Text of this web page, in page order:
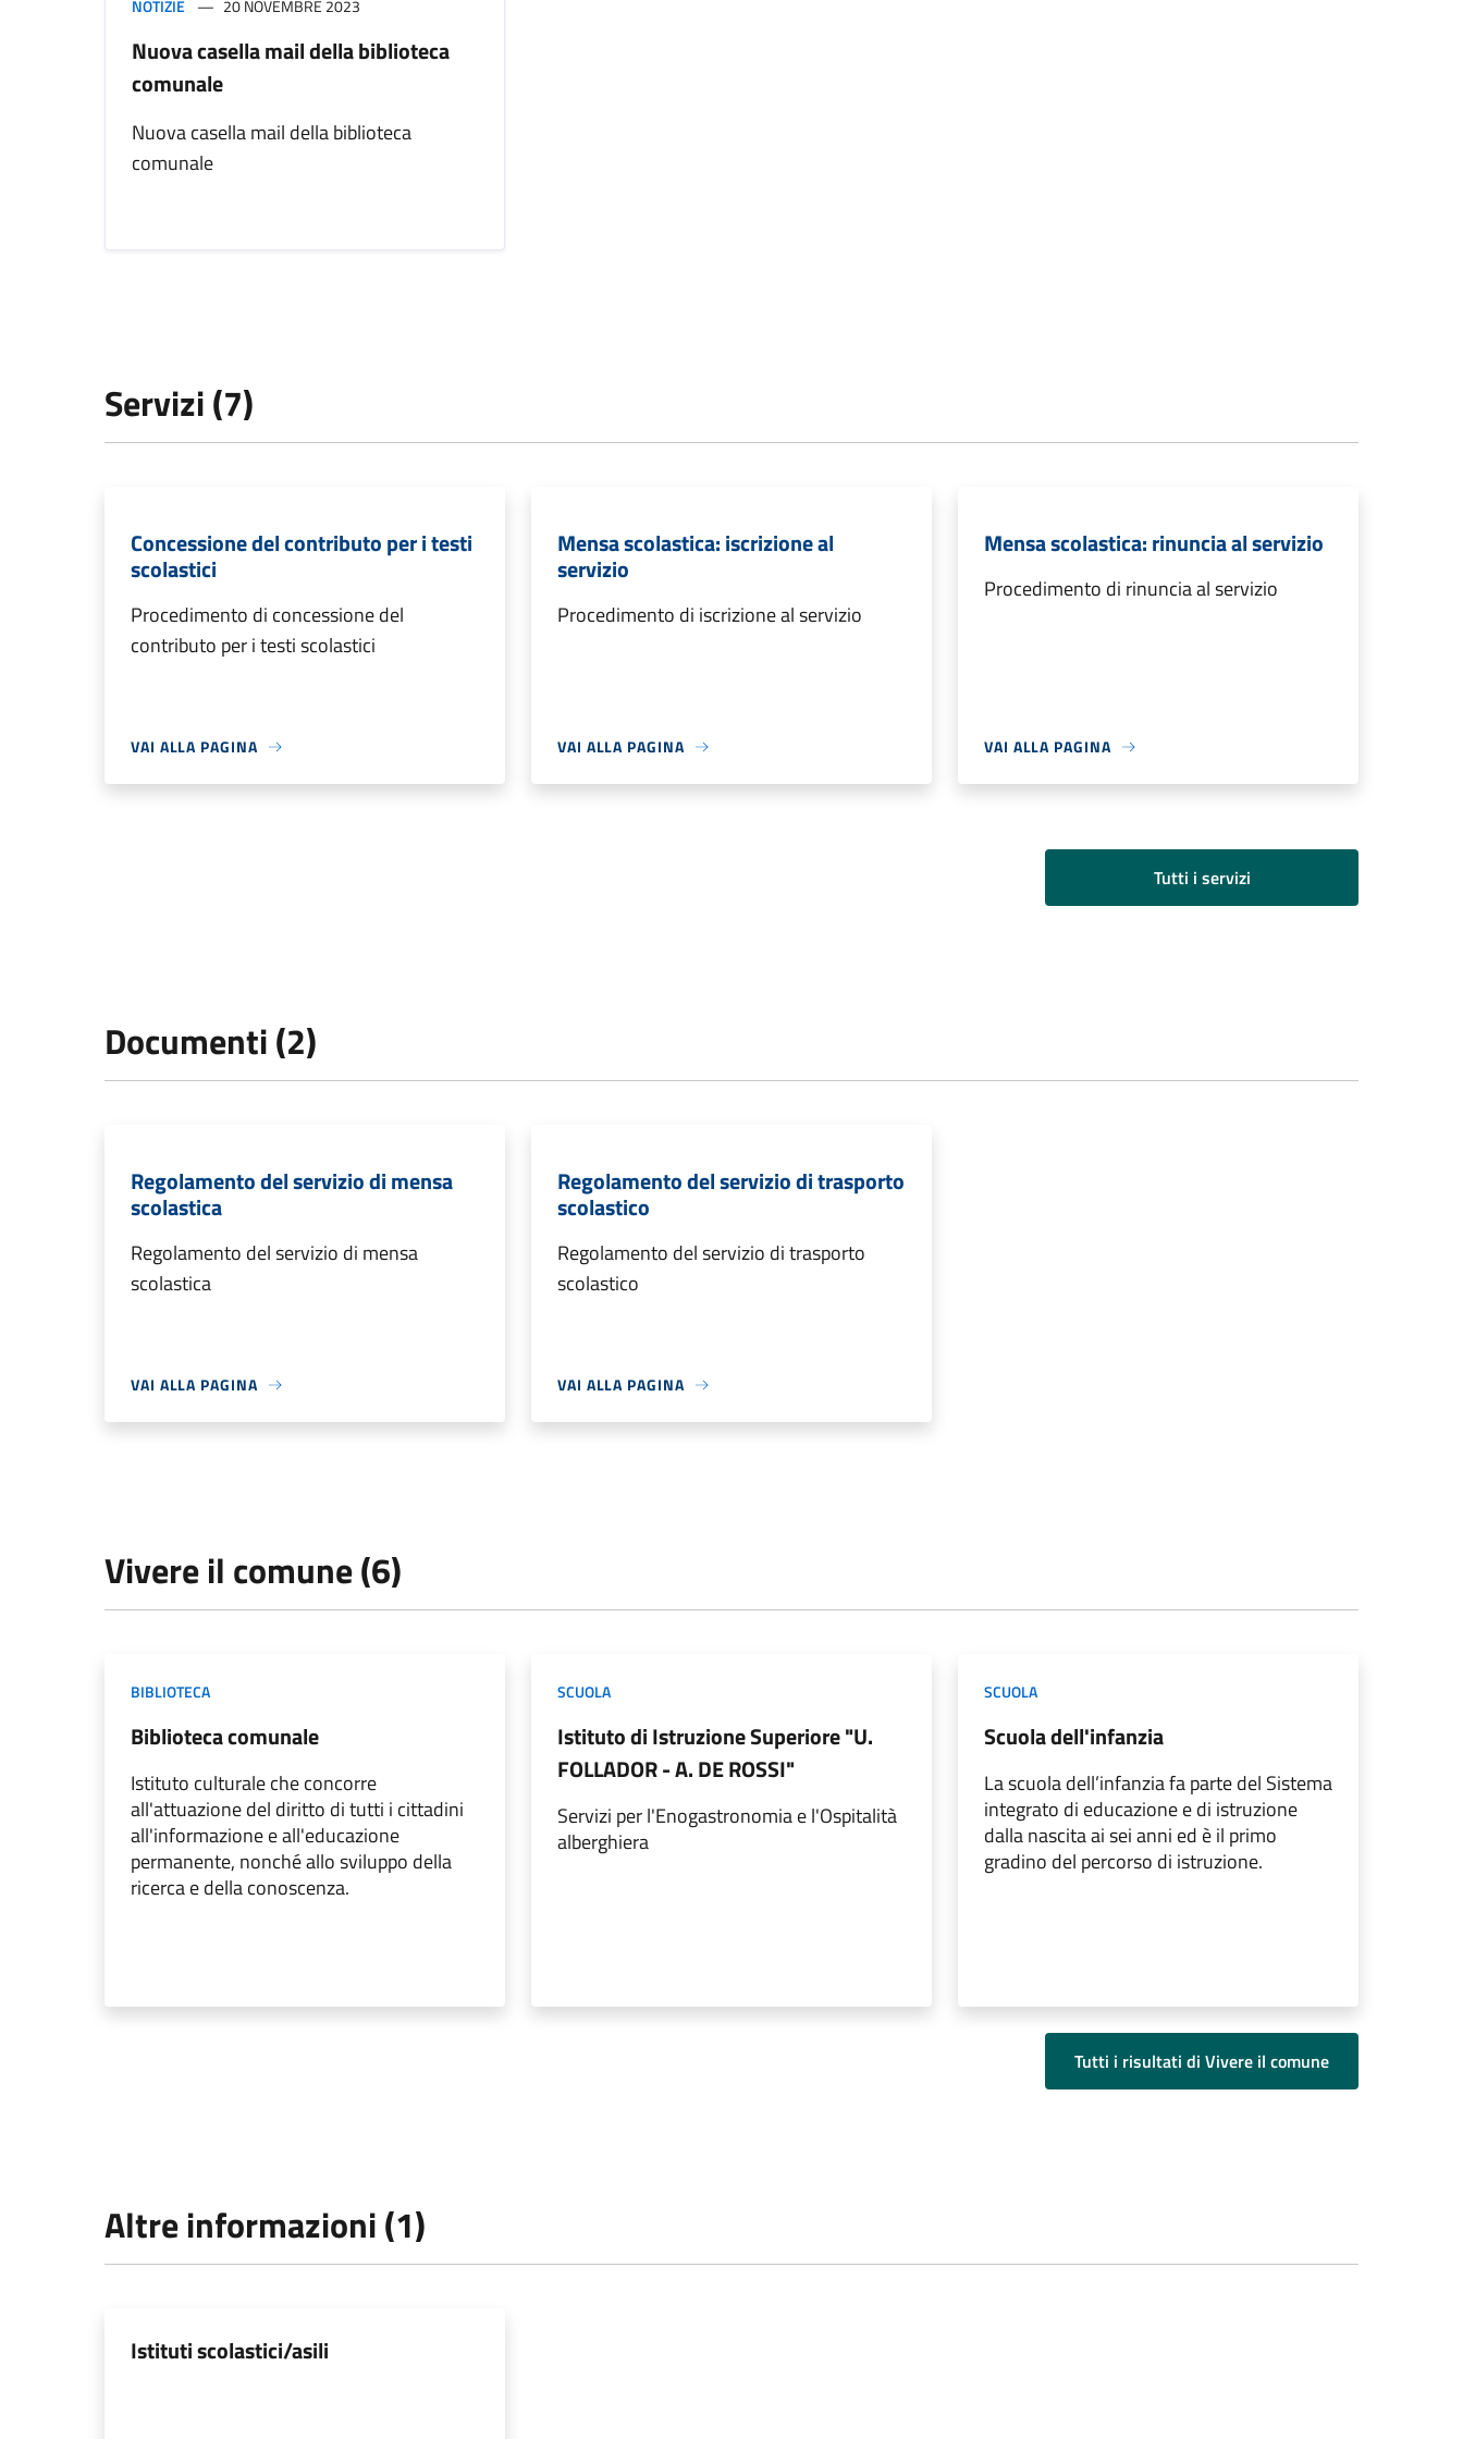
NOTIZIE 20 NOVEMBRE 2023
Nuova casella mail della biblioteca
comunale
Nuova casella mail della biblioteca
comunale
Servizi (7)
Concessione del contributo per i testi
scolastici
Procedimento di concessione del
contributo per i testi scolastici
VAI ALLA PAGINA
Mensa scolastica: iscrizione al
servizio
Procedimento di iscrizione al servizio
VAI ALLA PAGINA
Mensa scolastica: rinuncia al servizio
Procedimento di rinuncia al servizio
VAI ALLA PAGINA
Tutti i servizi
Documenti (2)
Regolamento del servizio di mensa
scolastica
Regolamento del servizio di mensa
scolastica
VAI ALLA PAGINA
Regolamento del servizio di trasporto
scolastico
Regolamento del servizio di trasporto
scolastico
VAI ALLA PAGINA
Vivere il comune (6)
BIBLIOTECA
Biblioteca comunale
Istituto culturale che concorre
all'attuazione del diritto di tutti i cittadini
all'informazione e all'educazione
permanente, nonché allo sviluppo della
ricerca e della conoscenza.
SCUOLA
Istituto di Istruzione Superiore "U.
FOLLADOR - A. DE ROSSI"
Servizi per l'Enogastronomia e l'Ospitalità
alberghiera
SCUOLA
Scuola dell'infanzia
La scuola dell’infanzia fa parte del Sistema
integrato di educazione e di istruzione
dalla nascita ai sei anni ed è il primo
gradino del percorso di istruzione.
Tutti i risultati di Vivere il comune
Altre informazioni (1)
Istituti scolastici/asili